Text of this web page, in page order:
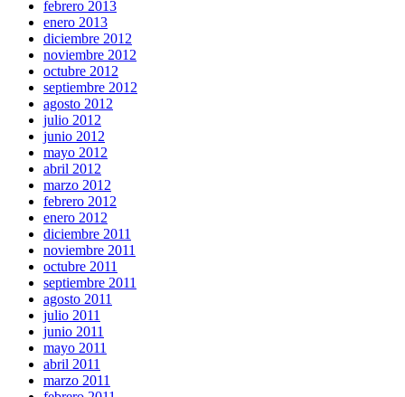
febrero 2013
enero 2013
diciembre 2012
noviembre 2012
octubre 2012
septiembre 2012
agosto 2012
julio 2012
junio 2012
mayo 2012
abril 2012
marzo 2012
febrero 2012
enero 2012
diciembre 2011
noviembre 2011
octubre 2011
septiembre 2011
agosto 2011
julio 2011
junio 2011
mayo 2011
abril 2011
marzo 2011